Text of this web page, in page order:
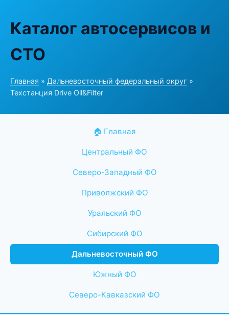
Каталог автосервисов и
СТО
Главная » Дальневосточный федеральный округ »
Техстанция Drive Oil&Filter
🏠 Главная
Центральный ФО
Северо-Западный ФО
Приволжский ФО
Уральский ФО
Сибирский ФО
Дальневосточный ФО
Южный ФО
Северо-Кавказский ФО